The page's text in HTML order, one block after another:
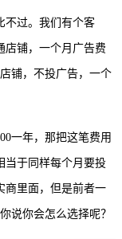
不过。我们有个客
店铺，一个月广告费
铺，不投广告，一个
一年，那把这笔费用
当于同样每个月要投
商里面，但是前者一
说你会怎么选择呢？